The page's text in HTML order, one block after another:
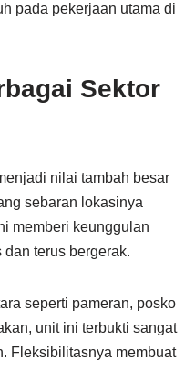
pada pekerjaan utama di
Sektor
nilai tambah besar
sebaran lokasinya
memberi keunggulan
terus bergerak.
seperti pameran, posko
unit ini terbukti sangat
Fleksibilitasnya membuat